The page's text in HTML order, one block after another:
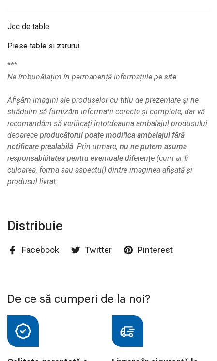
Joc de table.
Piese table si zarurui.
***
Ne îmbunătațim în permanență informațiile pe site.
Afișăm imagini ale produselor cu titlu de prezentare și ne
străduim să furnizăm informații corecte și complete, dar vă
recomandăm să verificați întotdeauna ambalajul produsului
deoarece producătorul poate modifica ambalajul fără
notificare prealabilă. Prin urmare, nu ne putem asuma
responsabilitatea pentru eventuale diferențe (cum ar fi
culoarea, forma sau aspectul) dintre imaginea afișată și
produsul livrat.
Distribuie
Facebook Twitter Pinterest
De ce să cumperi de la noi?